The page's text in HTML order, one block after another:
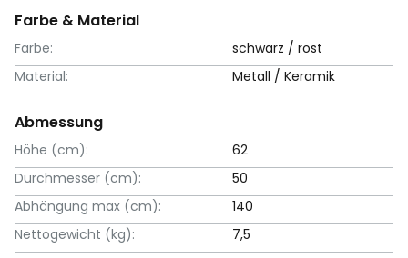
Farbe & Material
Farbe:
schwarz / rost
Material:
Metall / Keramik
Abmessung
Höhe (cm):
62
Durchmesser (cm):
50
Abhängung max (cm):
140
Nettogewicht (kg):
7,5